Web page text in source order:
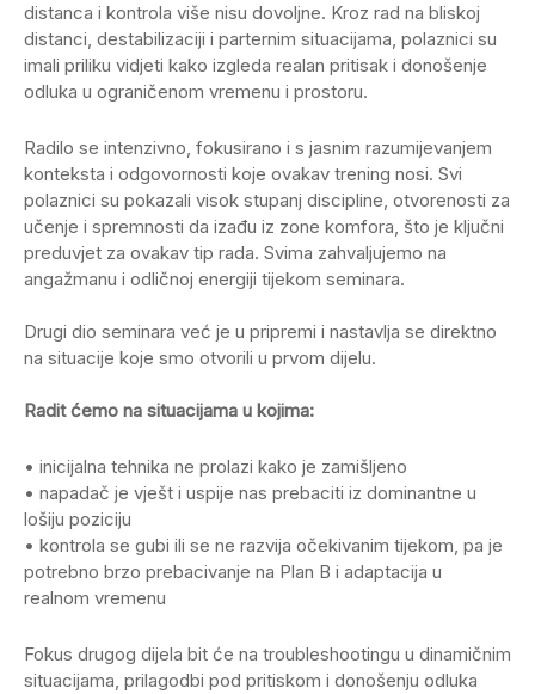
distanca i kontrola više nisu dovoljne. Kroz rad na bliskoj
distanci, destabilizaciji i parternim situacijama, polaznici su
imali priliku vidjeti kako izgleda realan pritisak i donošenje
odluka u ograničenom vremenu i prostoru.
Radilo se intenzivno, fokusirano i s jasnim razumijevanjem
konteksta i odgovornosti koje ovakav trening nosi. Svi
polaznici su pokazali visok stupanj discipline, otvorenosti za
učenje i spremnosti da izađu iz zone komfora, što je ključni
preduvjet za ovakav tip rada. Svima zahvaljujemo na
angažmanu i odličnoj energiji tijekom seminara.
Drugi dio seminara već je u pripremi i nastavlja se direktno
na situacije koje smo otvorili u prvom dijelu.
Radit ćemo na situacijama u kojima:
• inicijalna tehnika ne prolazi kako je zamišljeno
• napadač je vješt i uspije nas prebaciti iz dominantne u
lošiju poziciju
• kontrola se gubi ili se ne razvija očekivanim tijekom, pa je
potrebno brzo prebacivanje na Plan B i adaptacija u
realnom vremenu
Fokus drugog dijela bit će na troubleshootingu u dinamičnim
situacijama, prilagodbi pod pritiskom i donošenju odluka